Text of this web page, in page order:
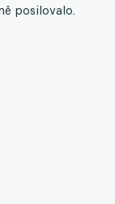
posilovalo.